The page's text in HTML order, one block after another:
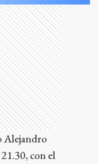
Alejandro
con el